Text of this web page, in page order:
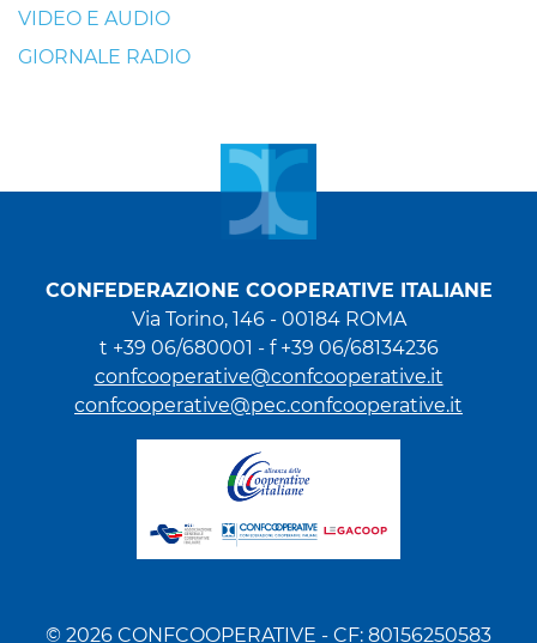
VIDEO E AUDIO
GIORNALE RADIO
CONFEDERAZIONE COOPERATIVE ITALIANE
Via Torino, 146 - 00184 ROMA
t +39 06/680001 - f +39 06/68134236
confcooperative@confcooperative.it
confcooperative@pec.confcooperative.it
© 2026 CONFCOOPERATIVE - CF: 80156250583